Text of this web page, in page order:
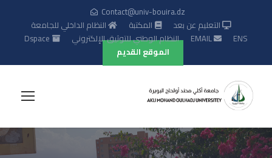
Contact@univ-bouira.dz
النظام الداخلي للجامعة
المكتبة
التعليم عن بعد
Dspace
النظام الوطني للتوثيق الإلكتروني EMAIL
ENS
الموقع القديم